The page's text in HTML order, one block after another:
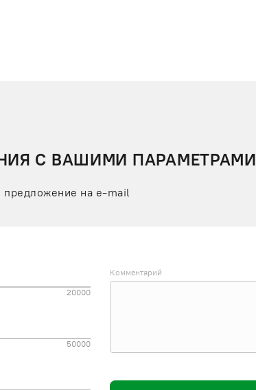
С ВАШИМИ ПАРАМЕТРАМИ
на e-mail
20000
50000
Комментарий